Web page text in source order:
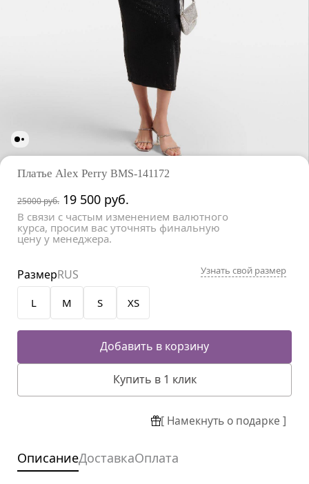
Платье Alex Perry BMS-141172
25000 руб. 19 500 руб.
В связи с частым изменением валютного
курса, просим вас уточнять финальную
цену у менеджера.
L M S XS
РазмерRUS Узнать свой размер
Добавить в корзину
Купить в 1 клик
[ Намекнуть о подарке ]
ОписаниеДоставкаОплата